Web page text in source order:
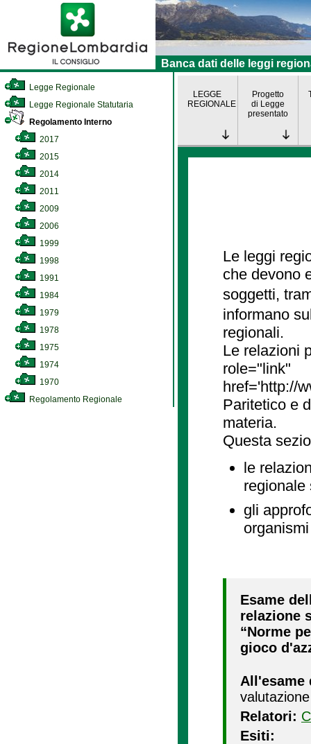
Banca dati delle leggi
Legge Regionale
Legge Regionale Statutaria
Regolamento Interno
2017
2015
2014
2011
2009
2006
1999
1998
1991
1984
1979
1978
1975
1974
1970
Regolamento Regionale
LEGGE
REGIONALE
Progetto
di Legge
presentato
Le leggi
che devono
soggetti,
informano
regionali.
Le relazioni
role="link"
href='http://
Paritetico e
materia.
Questa
le
regionale
gli
Esame
relazione
“Norme
gioco
All'esame
valutazione
Relatori:
Esiti: